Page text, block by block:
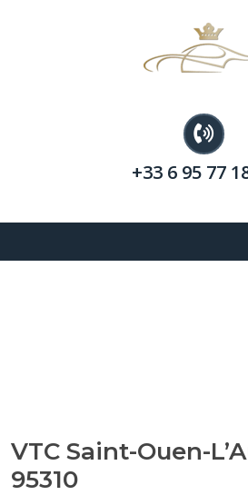
+33 6 95 77
VTC Saint-Ouen-
95310